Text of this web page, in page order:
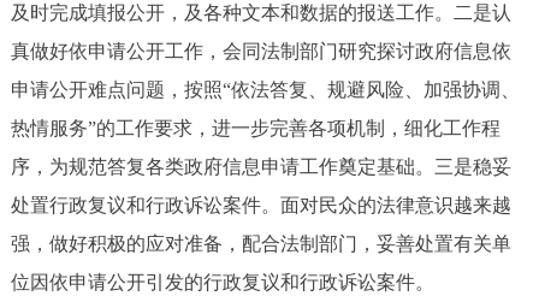
及时完成填报公开，及各种文本和数据的报送工作。二是认
真做好依申请公开工作，会同法制部门研究探讨政府信息依
申请公开难点问题，按照“依法答复、规避风险、加强协调、
热情服务”的工作要求，进一步完善各项机制，细化工作程
序，为规范答复各类政府信息申请工作奠定基础。三是稳妥
处置行政复议和行政诉讼案件。面对民众的法律意识越来越
强，做好积极的应对准备，配合法制部门，妥善处置有关单
位因依申请公开引发的行政复议和行政诉讼案件。